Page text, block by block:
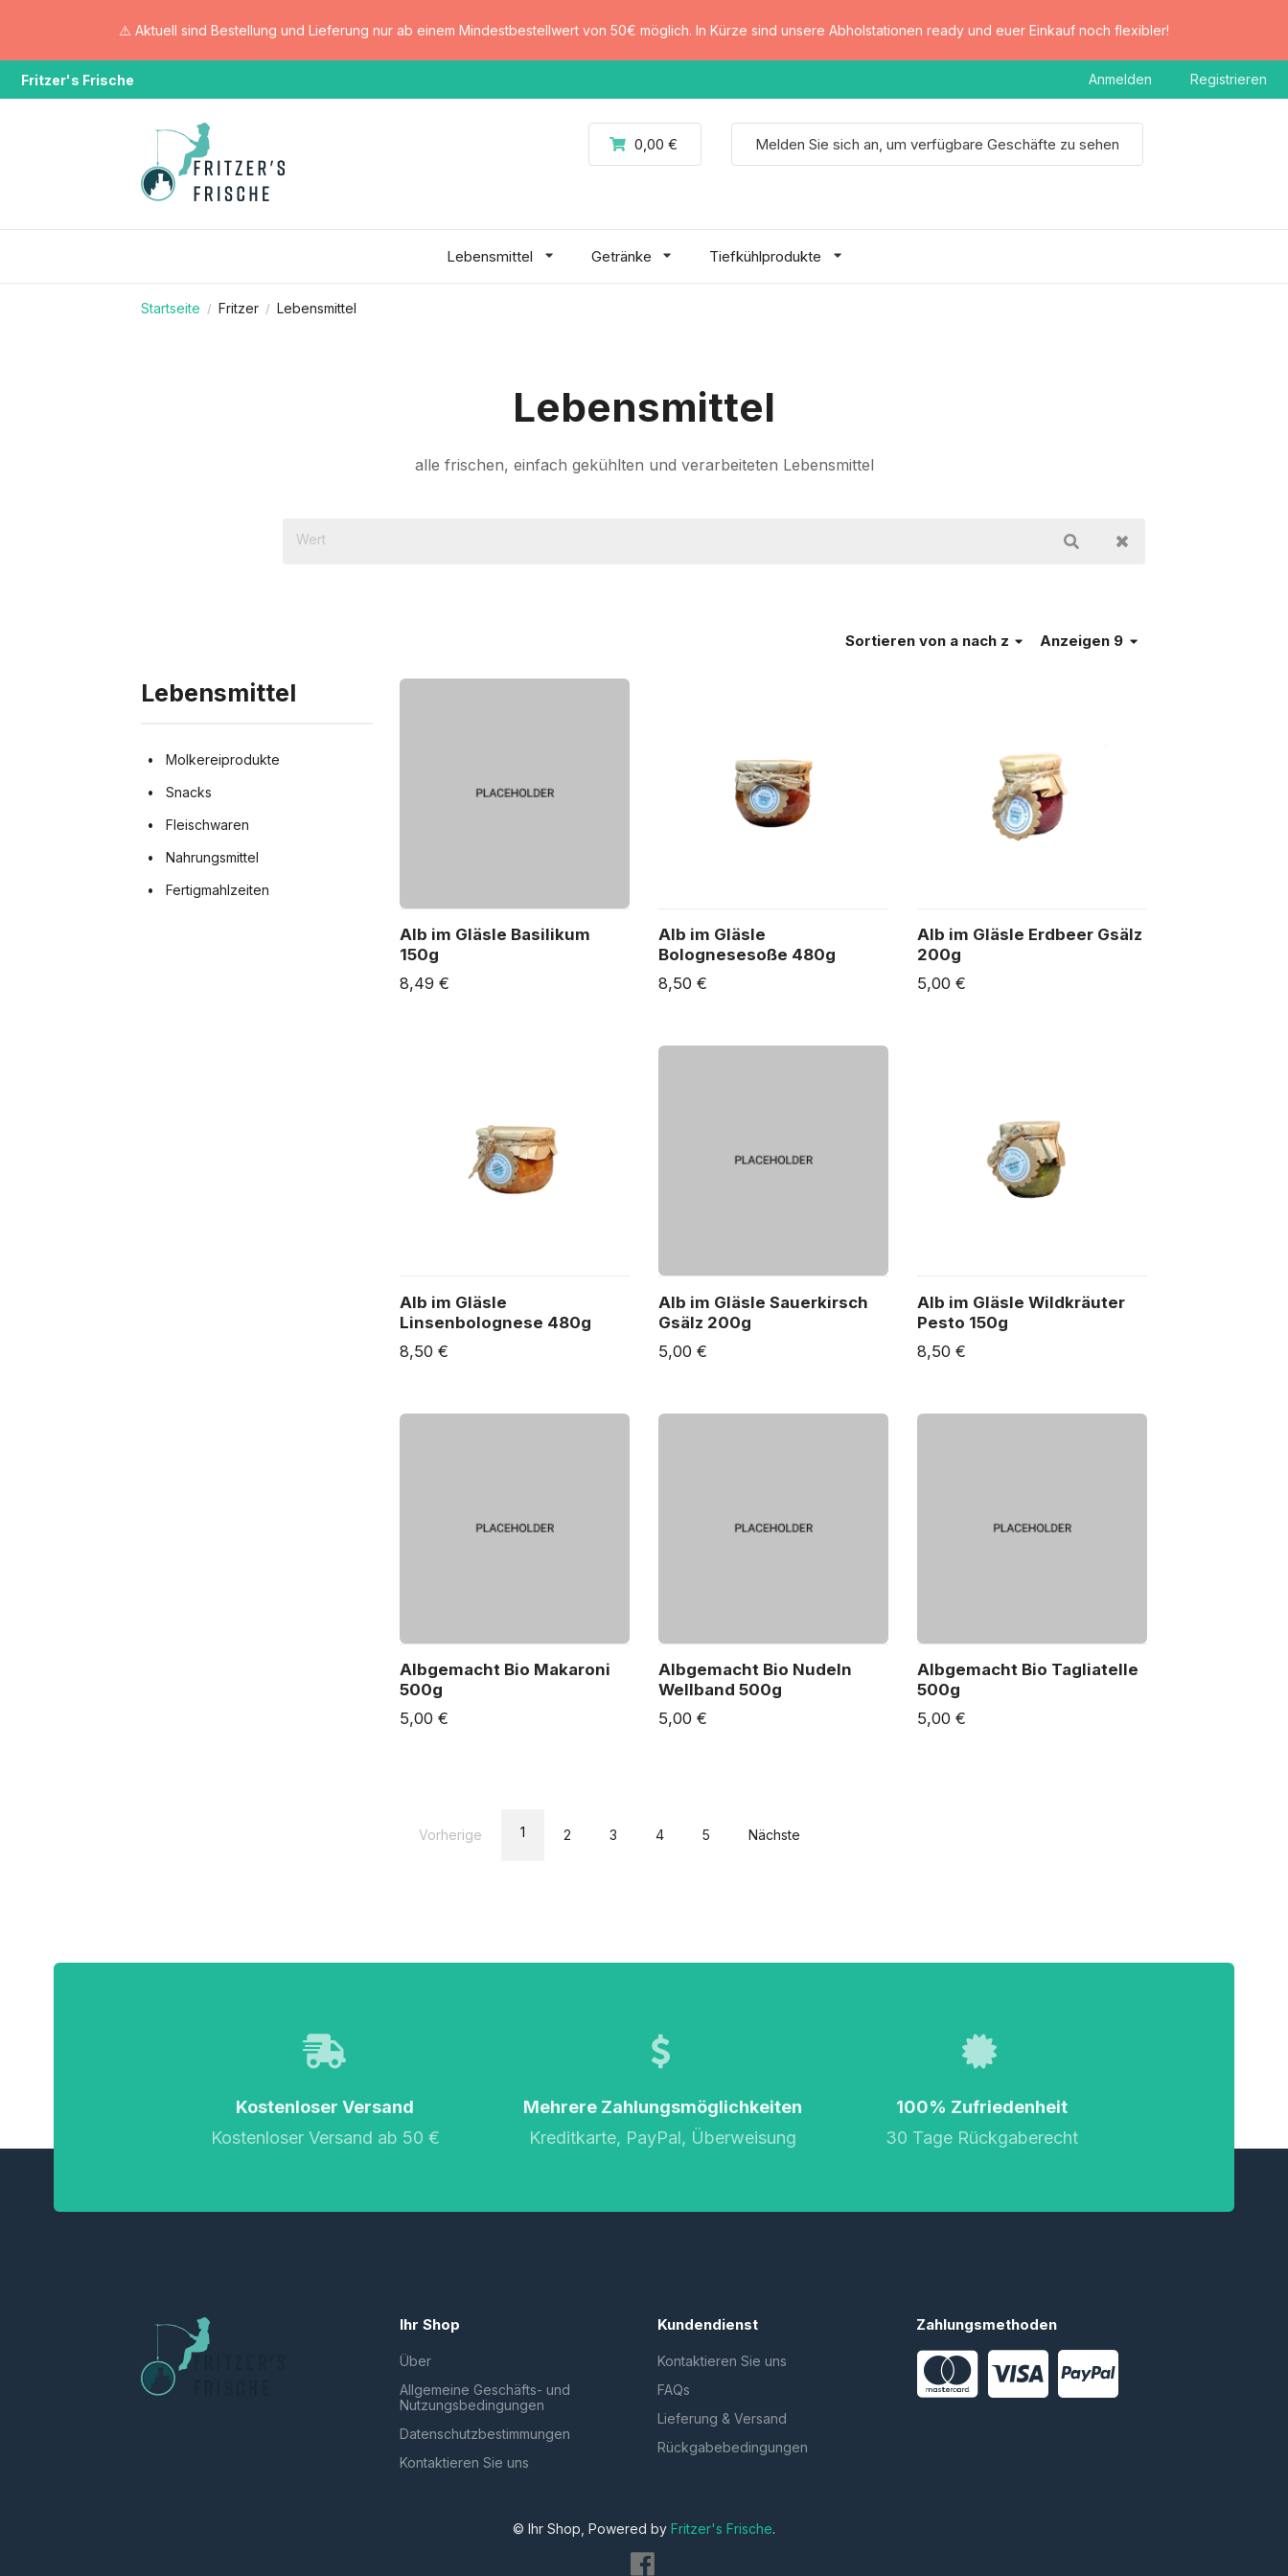
⚠️ Aktuell sind Bestellung und Lieferung nur ab einem Mindestbestellwert von 50€ möglich. In Kürze sind unsere Abholstationen ready und euer Einkauf noch flexibler!
Fritzer's Frische Anmelden Registrieren
0,00 € Melden Sie sich an, um verfügbare Geschäfte zu sehen
Lebensmittel Getränke Tiefkühlprodukte
Startseite / Fritzer / Lebensmittel
Lebensmittel
alle frischen, einfach gekühlten und verarbeiteten Lebensmittel
Lebensmittel
Molkereiprodukte
Snacks
Fleischwaren
Nahrungsmittel
Fertigmahlzeiten
Anzeigen 9
Sortieren von a nach z
Alb im Gläsle Basilikum
150g
8,49 €
Alb im Gläsle
Bolognesesoße 480g
8,50 €
Alb im Gläsle Erdbeer Gsälz
200g
5,00 €
Alb im Gläsle
Linsenbolognese 480g
8,50 €
Alb im Gläsle Sauerkirsch
Gsälz 200g
5,00 €
Alb im Gläsle Wildkräuter
Pesto 150g
8,50 €
Albgemacht Bio Makaroni
500g
5,00 €
Albgemacht Bio Nudeln
Wellband 500g
5,00 €
Albgemacht Bio Tagliatelle
500g
5,00 €
Vorherige 1 2 3 4 5 Nächste
Kostenloser Versand
Kostenloser Versand ab 50 €
Mehrere Zahlungsmöglichkeiten
Kreditkarte, PayPal, Überweisung
100% Zufriedenheit
30 Tage Rückgaberecht
Ihr Shop
Über
Allgemeine Geschäfts- und
Nutzungsbedingungen
Datenschutzbestimmungen
Kontaktieren Sie uns
Kundendienst
Kontaktieren Sie uns
FAQs
Lieferung & Versand
Rückgabebedingungen
Zahlungsmethoden
© Ihr Shop, Powered by Fritzer's Frische.